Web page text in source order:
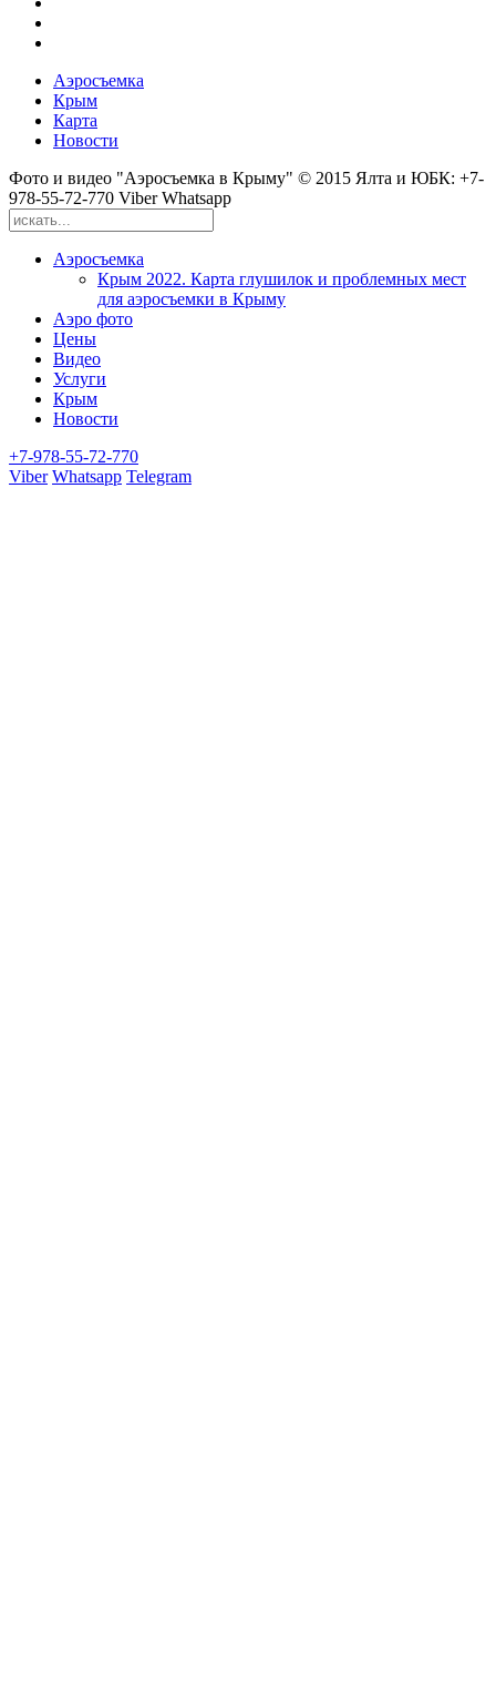
Аэросъемка
Крым
Карта
Новости
Фото и видео "Аэросъемка в Крыму" © 2015 Ялта и ЮБК: +7-
978-55-72-770 Viber Whatsapp
Аэросъемка
Крым 2022. Карта глушилок и проблемных мест
для аэросъемки в Крыму
Аэро фото
Цены
Видео
Услуги
Крым
Новости
+7-978-55-72-770
Viber Whatsapp Telegram